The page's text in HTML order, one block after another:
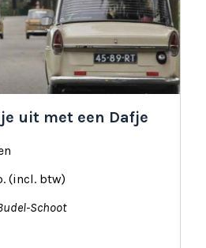
uit met een Dafje
(incl. btw)
Schoot